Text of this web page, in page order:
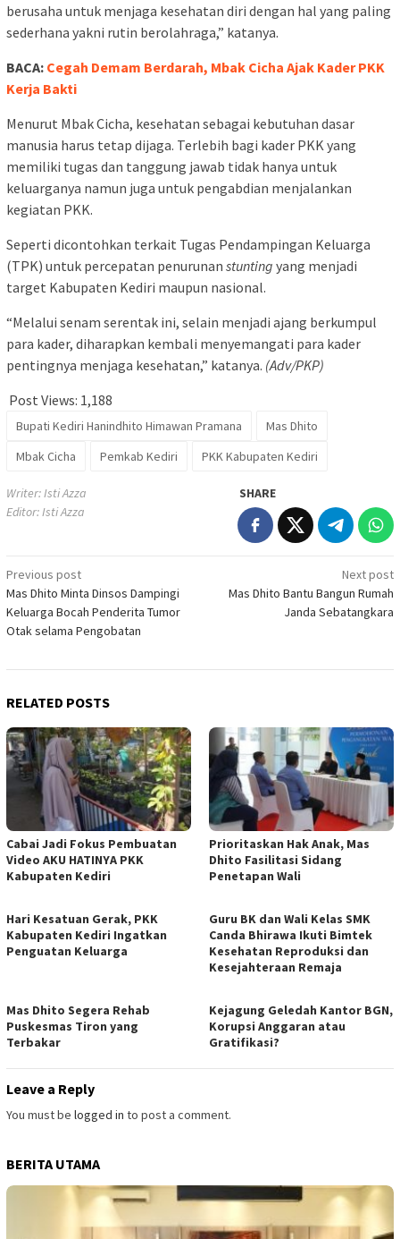
berusaha untuk menjaga kesehatan diri dengan hal yang paling
sederhana yakni rutin berolahraga,” katanya.
BACA: Cegah Demam Berdarah, Mbak Cicha Ajak Kader PKK
Kerja Bakti
Menurut Mbak Cicha, kesehatan sebagai kebutuhan dasar
manusia harus tetap dijaga. Terlebih bagi kader PKK yang
memiliki tugas dan tanggung jawab tidak hanya untuk
keluarganya namun juga untuk pengabdian menjalankan
kegiatan PKK.
Seperti dicontohkan terkait Tugas Pendampingan Keluarga
(TPK) untuk percepatan penurunan stunting yang menjadi
target Kabupaten Kediri maupun nasional.
“Melalui senam serentak ini, selain menjadi ajang berkumpul
para kader, diharapkan kembali menyemangati para kader
pentingnya menjaga kesehatan,” katanya. (Adv/PKP)
Post Views: 1,188
Bupati Kediri Hanindhito Himawan Pramana
Mas Dhito
Mbak Cicha
Pemkab Kediri PKK Kabupaten Kediri
Writer: Isti Azza
Editor: Isti Azza
SHARE
Post
navigation
Previous post
Mas Dhito Minta Dinsos Dampingi
Keluarga Bocah Penderita Tumor
Otak selama Pengobatan
Next post
Mas Dhito Bantu Bangun Rumah
Janda Sebatangkara
RELATED POSTS
Cabai Jadi Fokus Pembuatan
Video AKU HATINYA PKK
Kabupaten Kediri
Prioritaskan Hak Anak, Mas
Dhito Fasilitasi Sidang
Penetapan Wali
Hari Kesatuan Gerak, PKK
Kabupaten Kediri Ingatkan
Penguatan Keluarga
Guru BK dan Wali Kelas SMK
Canda Bhirawa Ikuti Bimtek
Kesehatan Reproduksi dan
Kesejahteraan Remaja
Mas Dhito Segera Rehab
Puskesmas Tiron yang
Terbakar
Kejagung Geledah Kantor BGN,
Korupsi Anggaran atau
Gratifikasi?
Leave a Reply
You must be logged in to post a comment.
BERITA UTAMA